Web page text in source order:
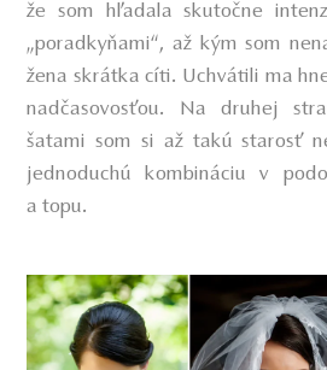
že som hľadala skutočne
„poradkyňami“, až kým som
žena skrátka cíti. Uchvátili ma
nadčasovosťou. Na druhej
šatami som si až takú starosť
jednoduchú kombináciu v
a topu.